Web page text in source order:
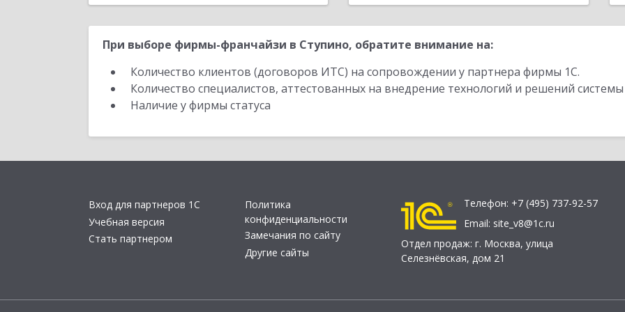
При выборе фирмы-франчайзи в Ступино, обратите внимание на:
Количество клиентов (договоров ИТС) на сопровождении у партнера фирмы 1С.
Количество специалистов, аттестованных на внедрение технологий и решений
Наличие у фирмы статуса
Вход для партнеров 1С
Учебная версия
Стать партнером
Политика
конфиденциальности
Замечания по сайту
Другие сайты
Телефон: +7 (495) 737-92-57
Email: site_v8@1c.ru
Отдел продаж: г. Москва, улица
Селезнёвская, дом 21